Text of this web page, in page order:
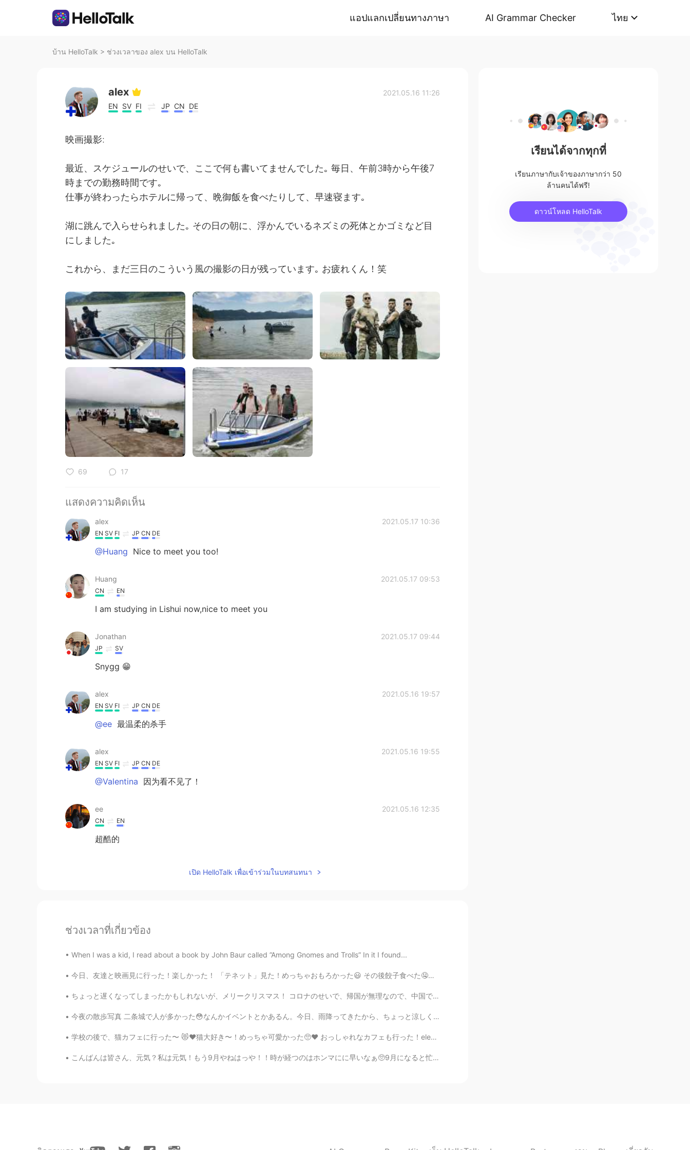
แอปแลกเปลี่ยนทางภาษา AI Grammar Checker ไทย
บ้าน HelloTalk > ช่วงเวลาของ alex บน HelloTalk
alex
EN SV FI JP CN DE
2021.05.16 11:26
映画撮影:
最近、スケジュールのせいで、ここで何も書いてませんでした｡ 毎日、午前3時から午後7
時までの勤務時間です｡
仕事が終わったらホテルに帰って、晩御飯を食べたりして、早速寝ます｡
湖に跳んで入らせられました｡ その日の朝に、浮かんでいるネズミの死体とかゴミなど目
にしました｡
これから、まだ三日のこういう風の撮影の日が残っています｡ お疲れくん！笑
69 17
แสดงความคิดเห็น
alex 2021.05.17 10:36
EN SV FI JP CN DE
@Huang Nice to meet you too!
Huang 2021.05.17 09:53
CN EN
I am studying in Lishui now,nice to meet you
Jonathan 2021.05.17 09:44
JP SV
Snygg 😁
alex 2021.05.16 19:57
EN SV FI JP CN DE
@ee 最温柔的杀手
alex 2021.05.16 19:55
EN SV FI JP CN DE
@Valentina 因为看不见了！
ee 2021.05.16 12:35
CN EN
超酷的
Tomomi
JP EN
凄い！😳😳😳 でもネズミの死体はちょっと怖いね…😓
Kanako 2021.05.16 12:07
JP EN
@alex そうなの(笑)? 全然おかしくないです😎✨ 大変そうだけど、頑張って！
alex 2021.05.16 11:48
เปิด HelloTalk เพื่อเข้าร่วมในบทสนทนา
ช่วงเวลาที่เกี่ยวข้อง
When I was a kid, I read about a book by John Baur called ”Among Gnomes and Trolls” In it I found...
今日、友達と映画見に行った！楽しかった！ 「テネット」見た！めっちゃおもろかった😃 その後餃子食べた🤤🤤🥟🥟 みんなの土曜日はどう？何したん？ 京都の人是非仲良くしよう！✨関西友達増えしたい🤝
ちょっと遅くなってしまったかもしれないが、メリークリスマス！ コロナのせいで、帰国が無理なので、中国でまたクリスマスを過ごしてて、寂しい感じを苦しんでいました。家族と過ごさないクリスマスの第二...
今夜の散歩写真 二条城で人が多かった😳なんかイベントとかあるん。今日、雨降ってきたから、ちょっと涼しくになった🌧 気持ちよかった！ 今日は休みやった！休みというか、大学のオープンハウス参加した...
学校の後で、猫カフェに行った〜 😻♥️猫大好き〜！めっちゃ可愛かった🥺♥️ おっしゃれなカフェも行った！elephant factoryというカフェ！フルーツアイスティー飲んだ🤤とても美味しかっ...
こんばんは皆さん、元気？私は元気！もう9月やねはっや！！時が経つのはホンマにに早いなぁ🥺9月になると忙しくになってる😿お返事はもっと遅いかもしれない、すみません🥺お返事するのは頑張る！ 今月試...
เรียนได้จากทุกที่
เรียนภาษากับเจ้าของภาษากว่า 50
ล้านคนได้ฟรี!
ดาวน์โหลด HelloTalk